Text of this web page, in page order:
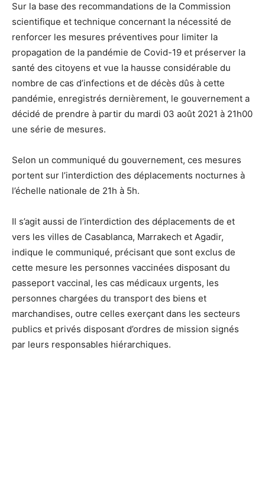
Sur la base des recommandations de la Commission
scientifique et technique concernant la nécessité de
renforcer les mesures préventives pour limiter la
propagation de la pandémie de Covid-19 et préserver la
santé des citoyens et vue la hausse considérable du
nombre de cas d’infections et de décès dûs à cette
pandémie, enregistrés dernièrement, le gouvernement a
décidé de prendre à partir du mardi 03 août 2021 à 21h00
une série de mesures.
Selon un communiqué du gouvernement, ces mesures
portent sur l’interdiction des déplacements nocturnes à
l’échelle nationale de 21h à 5h.
Il s’agit aussi de l’interdiction des déplacements de et
vers les villes de Casablanca, Marrakech et Agadir,
indique le communiqué, précisant que sont exclus de
cette mesure les personnes vaccinées disposant du
passeport vaccinal, les cas médicaux urgents, les
personnes chargées du transport des biens et
marchandises, outre celles exerçant dans les secteurs
publics et privés disposant d’ordres de mission signés
par leurs responsables hiérarchiques.